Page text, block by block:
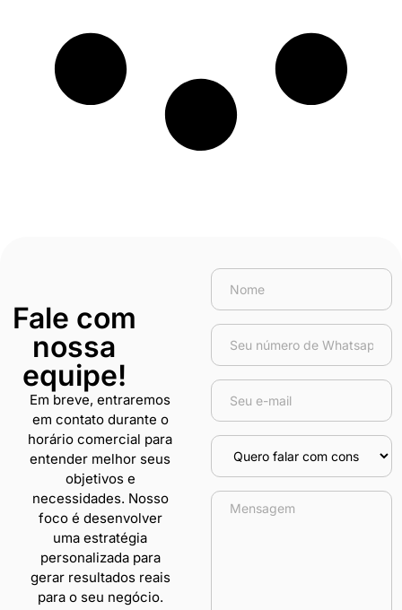
Fale com
nossa
equipe!
Em breve, entraremos
em contato durante o
horário comercial para
entender melhor seus
objetivos e
necessidades. Nosso
foco é desenvolver
uma estratégia
personalizada para
gerar resultados reais
para o seu negócio.